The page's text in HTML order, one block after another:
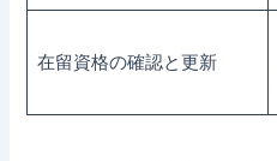
在留資格の確認と更新